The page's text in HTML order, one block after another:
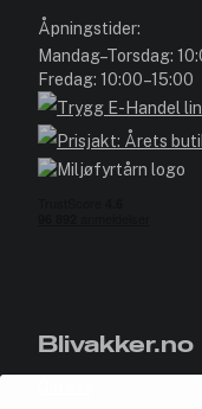
Åpningstider:
Mandag–Torsdag:
Fredag: 10:00–15:00
Blivakker.no